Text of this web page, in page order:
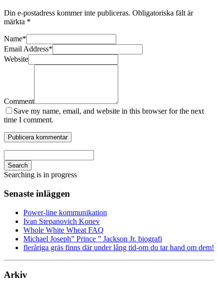
Din e-postadress kommer inte publiceras. Obligatoriska fält är
märkta *
Name*
Email Address*
Website
Comment
Save my name, email, and website in this browser for the next
time I comment.
Search
Searching is in progress
Senaste inläggen
Power-line kommunikation
Ivan Stepanovich Konev
Whole White Wheat FAQ
Michael Joseph” Prince ” Jackson Jr. biografi
fleråriga gräs finns där under lång tid-om du tar hand om dem!
Arkiv